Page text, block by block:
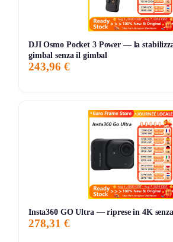
Storico Prezzo
236 giorni di monitoraggio
109,98€
ATTUALE
87,98€
MINIMO
109,98€
DJI Osmo Pocket 3 Power — la
gimbal senza il gimbal
243,96 €
Insta360 GO Ultra — riprese in 4K
278,31 €